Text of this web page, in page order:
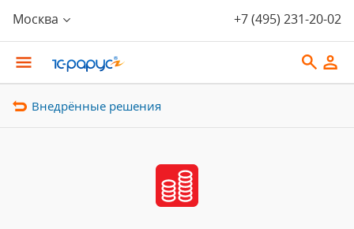
Москва +7 (495) 231-20-02
Внедрённые решения